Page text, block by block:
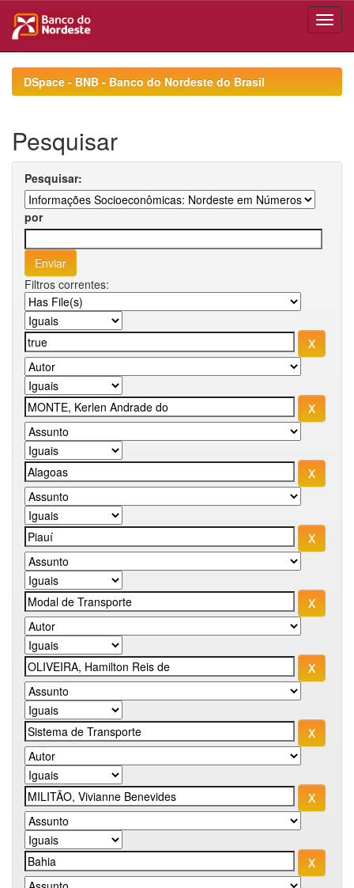
navigationDSpace - BNB - Banco do Nordeste do Brasil
Pesquisar
Pesquisar:
por
Filtros correntes: